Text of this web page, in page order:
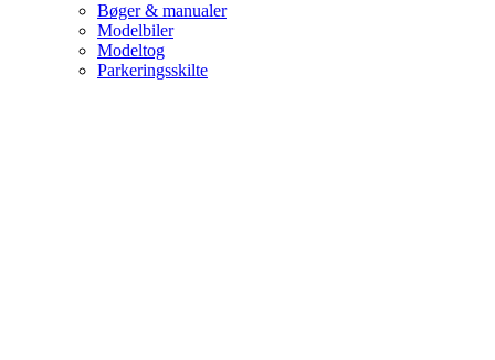
Bøger & manualer
Modelbiler
Modeltog
Parkeringsskilte